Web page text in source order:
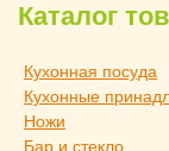
Каталог
Кухонная посуда
Кухонные
Ножи
Бар и стекло